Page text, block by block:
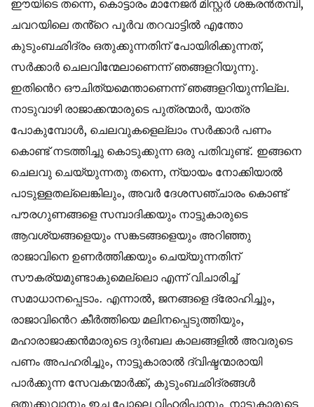
ഈയിടെ തന്നെ, കൊട്ടാരം മാനേജർ മിസ്റ്റർ ശങ്കരൻതമ്പി,
ചവറയിലെ തൻ്റെ പൂർവ തറവാട്ടിൽ എന്തോ
കുടുംബഛിദ്രം ഒതുക്കുന്നതിന് പോയിരിക്കുന്നത്,
സർക്കാർ ചെലവിന്മേലാണെന്ന് ഞങ്ങളറിയുന്നു.
ഇതിൻെറ ഔചിത്യമെന്താണെന്ന് ഞങ്ങളറിയുന്നില്ല.
നാടുവാഴി രാജാക്കന്മാരുടെ പുത്രന്മാർ, യാത്ര
പോകുമ്പോൾ, ചെലവുകളെല്ലാം സർക്കാർ പണം
കൊണ്ട് നടത്തിച്ചു കൊടുക്കുന്ന ഒരു പതിവുണ്ട്. ഇങ്ങനെ
ചെലവു ചെയ്യുന്നതു തന്നെ, ന്യായം നോക്കിയാൽ
പാടുള്ളതല്ലെങ്കിലും, അവർ ദേശസഞ്ചാരം കൊണ്ട്
പൗരഗുണങ്ങളെ സമ്പാദിക്കയും നാട്ടുകാരുടെ
ആവശ്യങ്ങളെയും സങ്കടങ്ങളെയും അറിഞ്ഞു
രാജാവിനെ ഉണർത്തിക്കയും ചെയ്യുന്നതിന്
സൗകര്യമുണ്ടാകുമെല്ലൊ എന്ന് വിചാരിച്ച്
സമാധാനപ്പെടാം. എന്നാൽ, ജനങ്ങളെ ദ്രോഹിച്ചും,
രാജാവിൻെറ കീർത്തിയെ മലിനപ്പെടുത്തിയും,
മഹാരാജാക്കൻമാരുടെ ദുർബല കാലങ്ങളിൽ അവരുടെ
പണം അപഹരിച്ചും, നാട്ടുകാരാൽ ദ്വിഷ്ടന്മാരായി
പാർക്കുന്ന സേവകന്മാർക്ക്, കുടുംബഛിദ്രങ്ങൾ
ഒതുക്കുവാനും ഇച്ഛ പോലെ വിഹരിപ്പാനും നാട്ടുകാരുടെ